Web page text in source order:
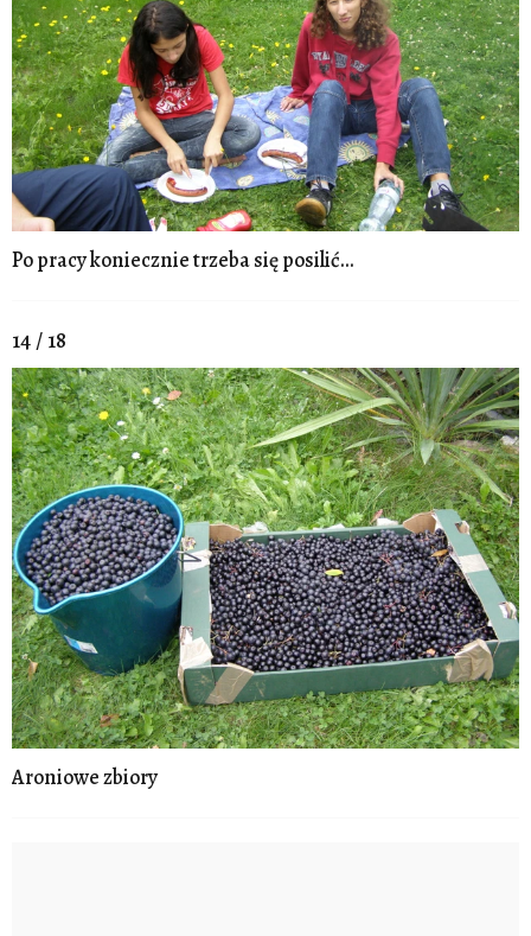
Po pracy koniecznie trzeba się posilić...
14 / 18
Aroniowe zbiory